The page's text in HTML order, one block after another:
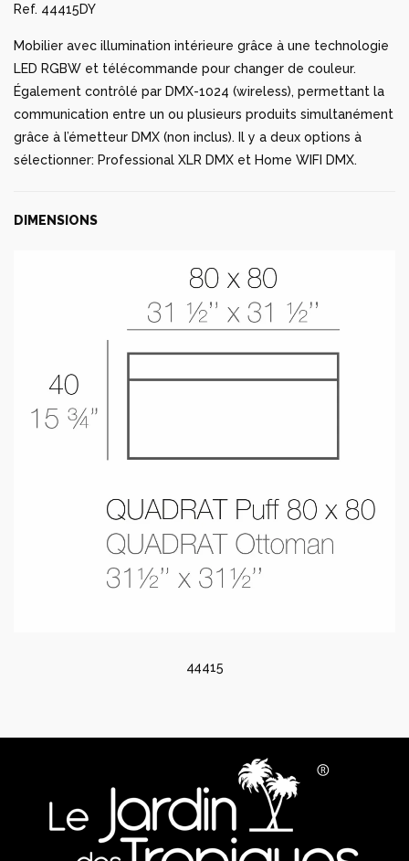
Ref. 44415DY
Mobilier avec illumination intérieure grâce à une technologie
LED RGBW et télécommande pour changer de couleur.
Également contrôlé par DMX-1024 (wireless), permettant la
communication entre un ou plusieurs produits simultanément
grâce à l’émetteur DMX (non inclus). Il y a deux options à
sélectionner: Professional XLR DMX et Home WIFI DMX.
DIMENSIONS
44415